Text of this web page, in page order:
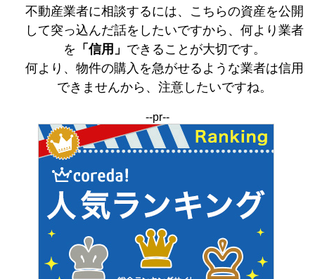
不動産業者に相談するには、こちらの資産を公開
して突っ込んだ話をしたいですから、何より業者
を 「信用」 できることが大切です。
何より、物件の購入を急がせるような業者は信用
できませんから、注意したいですね。
--pr--